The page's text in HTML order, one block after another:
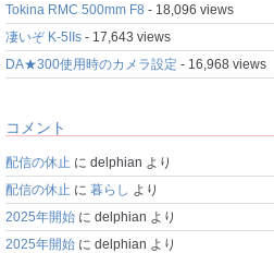
Tokina RMC 500mm F8 - 18,096 views
凄いぞ K-5IIs - 17,643 views
DA★300使用時のカメラ設定 - 16,968 views
コメント
配信の休止 に delphian より
配信の休止 に 暮らし より
2025年開始 に delphian より
2025年開始 に delphian より